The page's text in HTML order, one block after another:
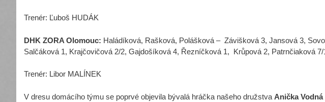
Trenér: Ľuboš HUDÁK
DHK ZORA Olomouc: Haládíková, Rašková, Polášková – Závišková 3, Jansová 3,
Salčáková 1, Krajčovičová 2/2, Gajdošíková 4, Řezníčková 1, Krůpová 2, Patrnčiaková
Trenér: Libor MALÍNEK
V dresu domácího týmu se poprvé objevila bývalá hráčka našeho družstva Anička